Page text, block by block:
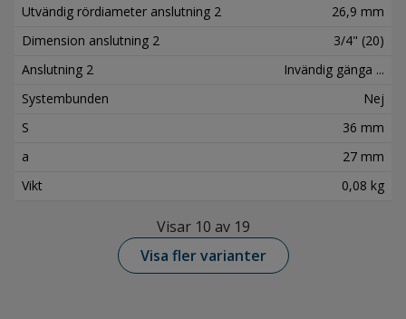
Utvändig rördiameter anslutning 2
26,9 mm
Dimension anslutning 2
3/4" (20)
Anslutning 2
Invändig gänga ...
Systembunden
Nej
S
36 mm
a
27 mm
Vikt
0,08 kg
Visar 10 av 19
Visa fler varianter